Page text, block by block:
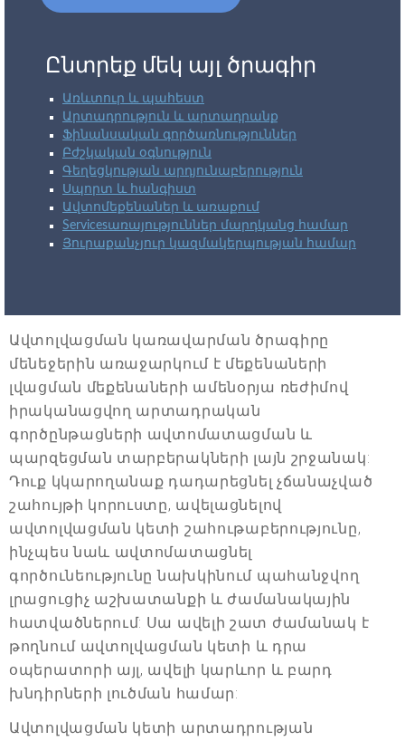
Ընտրեք մեկ այլ ծրագիր
Առևտուր և պահեստ
Արտադրություն և արտադրանք
Ֆինանսական գործառնություններ
Բժշկական օգնություն
Գեղեցկության արդյունաբերություն
Սպորտ և հանգիստ
Ավտոմեքենաներ և առաքում
Servicesառայություններ մարդկանց համար
Յուրաքանչյուր կազմակերպության համար
Ավտոլվացման կառավարման ծրագիրը
մենեջերին առաջարկում է մեքենաների
լվացման մեքենաների ամենօրյա ռեժիմով
իրականացվող արտադրական
գործընթացների ավտոմատացման և
պարզեցման տարբերակների լայն շրջանակ:
Դուք կկարողանաք դադարեցնել չճանաչված
շահույթի կորուստը, ավելացնելով
ավտոլվացման կետի շահութաբերությունը,
ինչպես նաև ավտոմատացնել
գործունեությունը նախկինում պահանջվող
լրացուցիչ աշխատանքի և ժամանակային
հատվածներում: Սա ավելի շատ ժամանակ է
թողնում ավտոլվացման կետի և դրա
օպերատորի այլ, ավելի կարևոր և բարդ
խնդիրների լուծման համար:
Ավտոլվացման կետի արտադրության